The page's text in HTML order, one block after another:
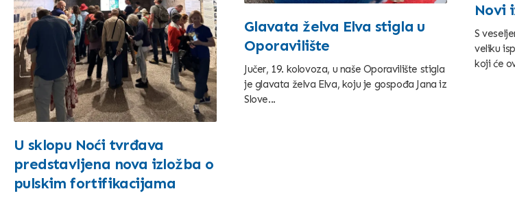
U sklopu Noći tvrđava
predstavljena nova izložba o
pulskim fortifikacijama
Glavata želva Elva stigla u
Oporavilište
Jučer, 19. kolovoza, u naše Oporavilište stigla
je glavata želva Elva, koju je gospođa Jana iz
Slove...
Novi
S
veliku
koji će